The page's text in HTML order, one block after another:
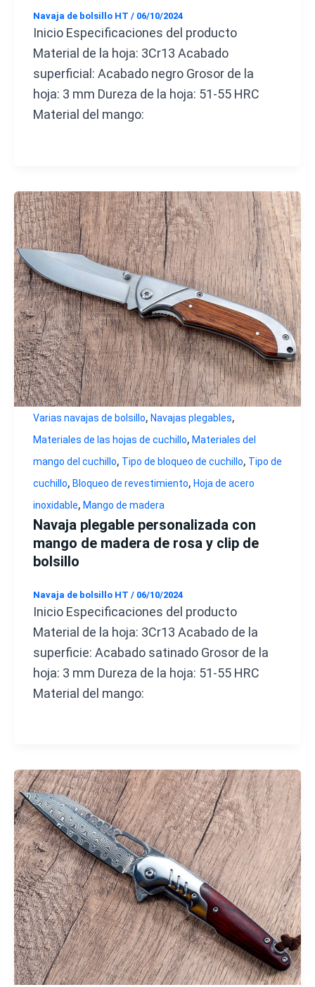
Navaja de bolsillo HT / 06/10/2024
Inicio Especificaciones del producto
Material de la hoja: 3Cr13 Acabado
superficial: Acabado negro Grosor de la
hoja: 3 mm Dureza de la hoja: 51-55 HRC
Material del mango:
Varias navajas de bolsillo, Navajas plegables,
Materiales de las hojas de cuchillo, Materiales del
mango del cuchillo, Tipo de bloqueo de cuchillo, Tipo de
cuchillo, Bloqueo de revestimiento, Hoja de acero
inoxidable, Mango de madera
Navaja plegable personalizada con
mango de madera de rosa y clip de
bolsillo
Navaja de bolsillo HT / 06/10/2024
Inicio Especificaciones del producto
Material de la hoja: 3Cr13 Acabado de la
superficie: Acabado satinado Grosor de la
hoja: 3 mm Dureza de la hoja: 51-55 HRC
Material del mango: